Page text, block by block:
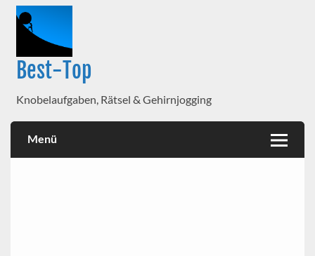
Best-Top
Knobelaufgaben, Rätsel & Gehirnjogging
Menü